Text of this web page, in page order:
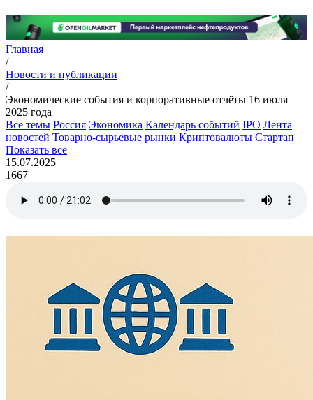
Главная
/
Новости и публикации
/
Экономические события и корпоративные отчёты 16 июля
2025 года
Все темы Россия Экономика Календарь событий IPO Лента
новостей Товарно-сырьевые рынки Криптовалюты Стартап
Показать всё
15.07.2025
1667